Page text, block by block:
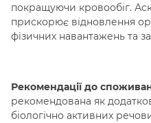
покращуючи кровообіг.
прискорює відновлення
фізичних навантажень та
Рекомендації до
рекомендована як
біологічно активних